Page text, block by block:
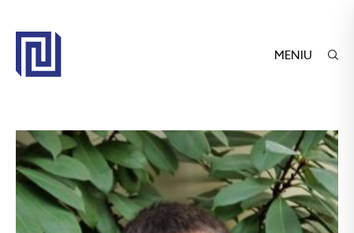
MENIU